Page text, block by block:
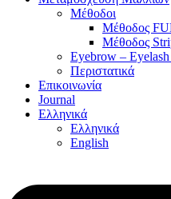
Μέθοδοι
Μέθοδος
Μέθοδος
Eyebrow –
Περιστατικά
Επικοινωνία
Journal
Ελληνικά
Ελληνικά
English